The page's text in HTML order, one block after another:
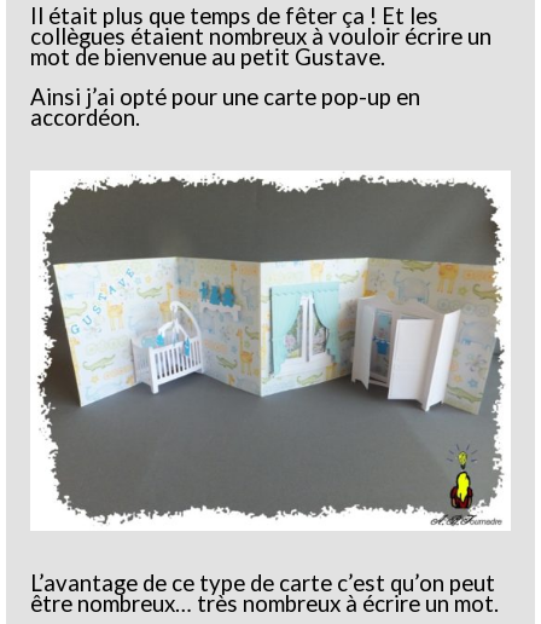
Il était plus que temps de fêter ça ! Et les
collègues étaient nombreux à vouloir écrire un
mot de bienvenue au petit Gustave.
Ainsi j’ai opté pour une carte pop-up en
accordéon.
L’avantage de ce type de carte c’est qu’on peut
être nombreux… très nombreux à écrire un mot.